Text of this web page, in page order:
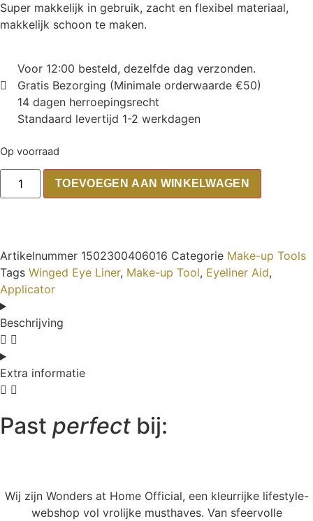
Super makkelijk in gebruik, zacht en flexibel materiaal,
makkelijk schoon te maken.
Voor 12:00 besteld, dezelfde dag verzonden.
Gratis Bezorging (Minimale orderwaarde €50)
14 dagen herroepingsrecht
Standaard levertijd 1-2 werkdagen
Op voorraad
TOEVOEGEN AAN WINKELWAGEN
Artikelnummer 1502300406016 Categorie Make-up Tools
Tags Winged Eye Liner, Make-up Tool, Eyeliner Aid,
Applicator
Beschrijving
Extra informatie
Past perfect bij:
Wij zijn Wonders at Home Official, een kleurrijke lifestyle-
webshop vol vrolijke musthaves. Van sfeervolle